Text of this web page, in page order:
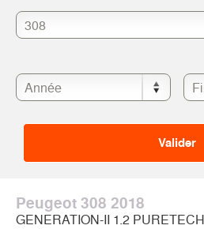
Peugeot 308 2018
GENERATION-II 1.2